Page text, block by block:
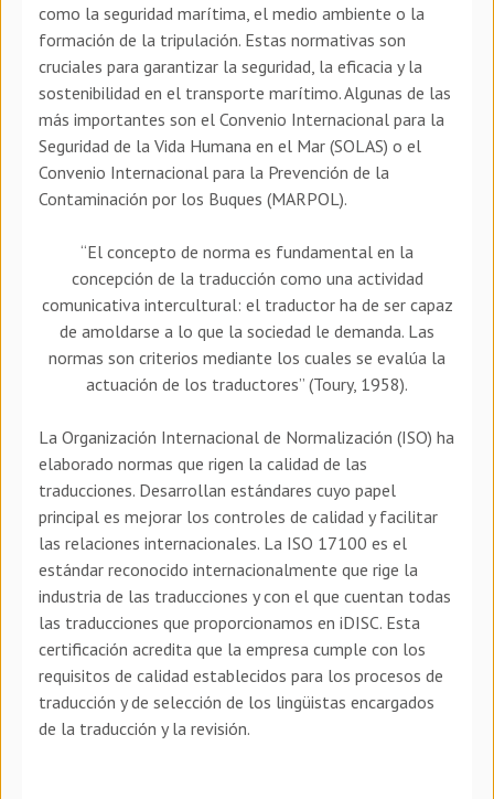
como la seguridad marítima, el medio ambiente o la
formación de la tripulación. Estas normativas son
cruciales para garantizar la seguridad, la eficacia y la
sostenibilidad en el transporte marítimo. Algunas de las
más importantes son el Convenio Internacional para la
Seguridad de la Vida Humana en el Mar (SOLAS) o el
Convenio Internacional para la Prevención de la
Contaminación por los Buques (MARPOL).
“El concepto de norma es fundamental en la
concepción de la traducción como una actividad
comunicativa intercultural: el traductor ha de ser capaz
de amoldarse a lo que la sociedad le demanda. Las
normas son criterios mediante los cuales se evalúa la
actuación de los traductores” (Toury, 1958).
La Organización Internacional de Normalización (ISO) ha
elaborado normas que rigen la calidad de las
traducciones. Desarrollan estándares cuyo papel
principal es mejorar los controles de calidad y facilitar
las relaciones internacionales. La ISO 17100 es el
estándar reconocido internacionalmente que rige la
industria de las traducciones y con el que cuentan todas
las traducciones que proporcionamos en iDISC. Esta
certificación acredita que la empresa cumple con los
requisitos de calidad establecidos para los procesos de
traducción y de selección de los lingüistas encargados
de la traducción y la revisión.